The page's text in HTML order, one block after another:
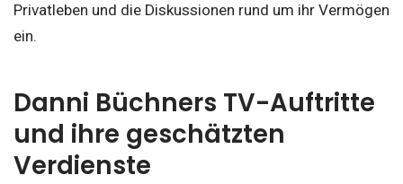
Privatleben und die Diskussionen rund um ihr Vermögen
ein.
Danni Büchners TV-Auftritte
und ihre geschätzten
Verdienste